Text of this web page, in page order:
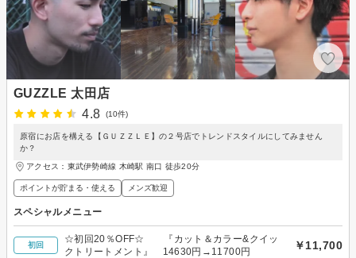
GUZZLE 太田店
4.8
(10件)
原宿にお店を構える【ＧＵＺＺＬＥ】の２号店でトレンドスタイルにしてみません
か？
アクセス：東武伊勢崎線 木崎駅 南口 徒歩20分
ポイントが貯まる・使える メンズ歓迎
スペシャルメニュー
初回
☆初回20％OFF☆ 『カット＆カラー&クイッ
クトリートメント』 14630円→11700円
￥11,700